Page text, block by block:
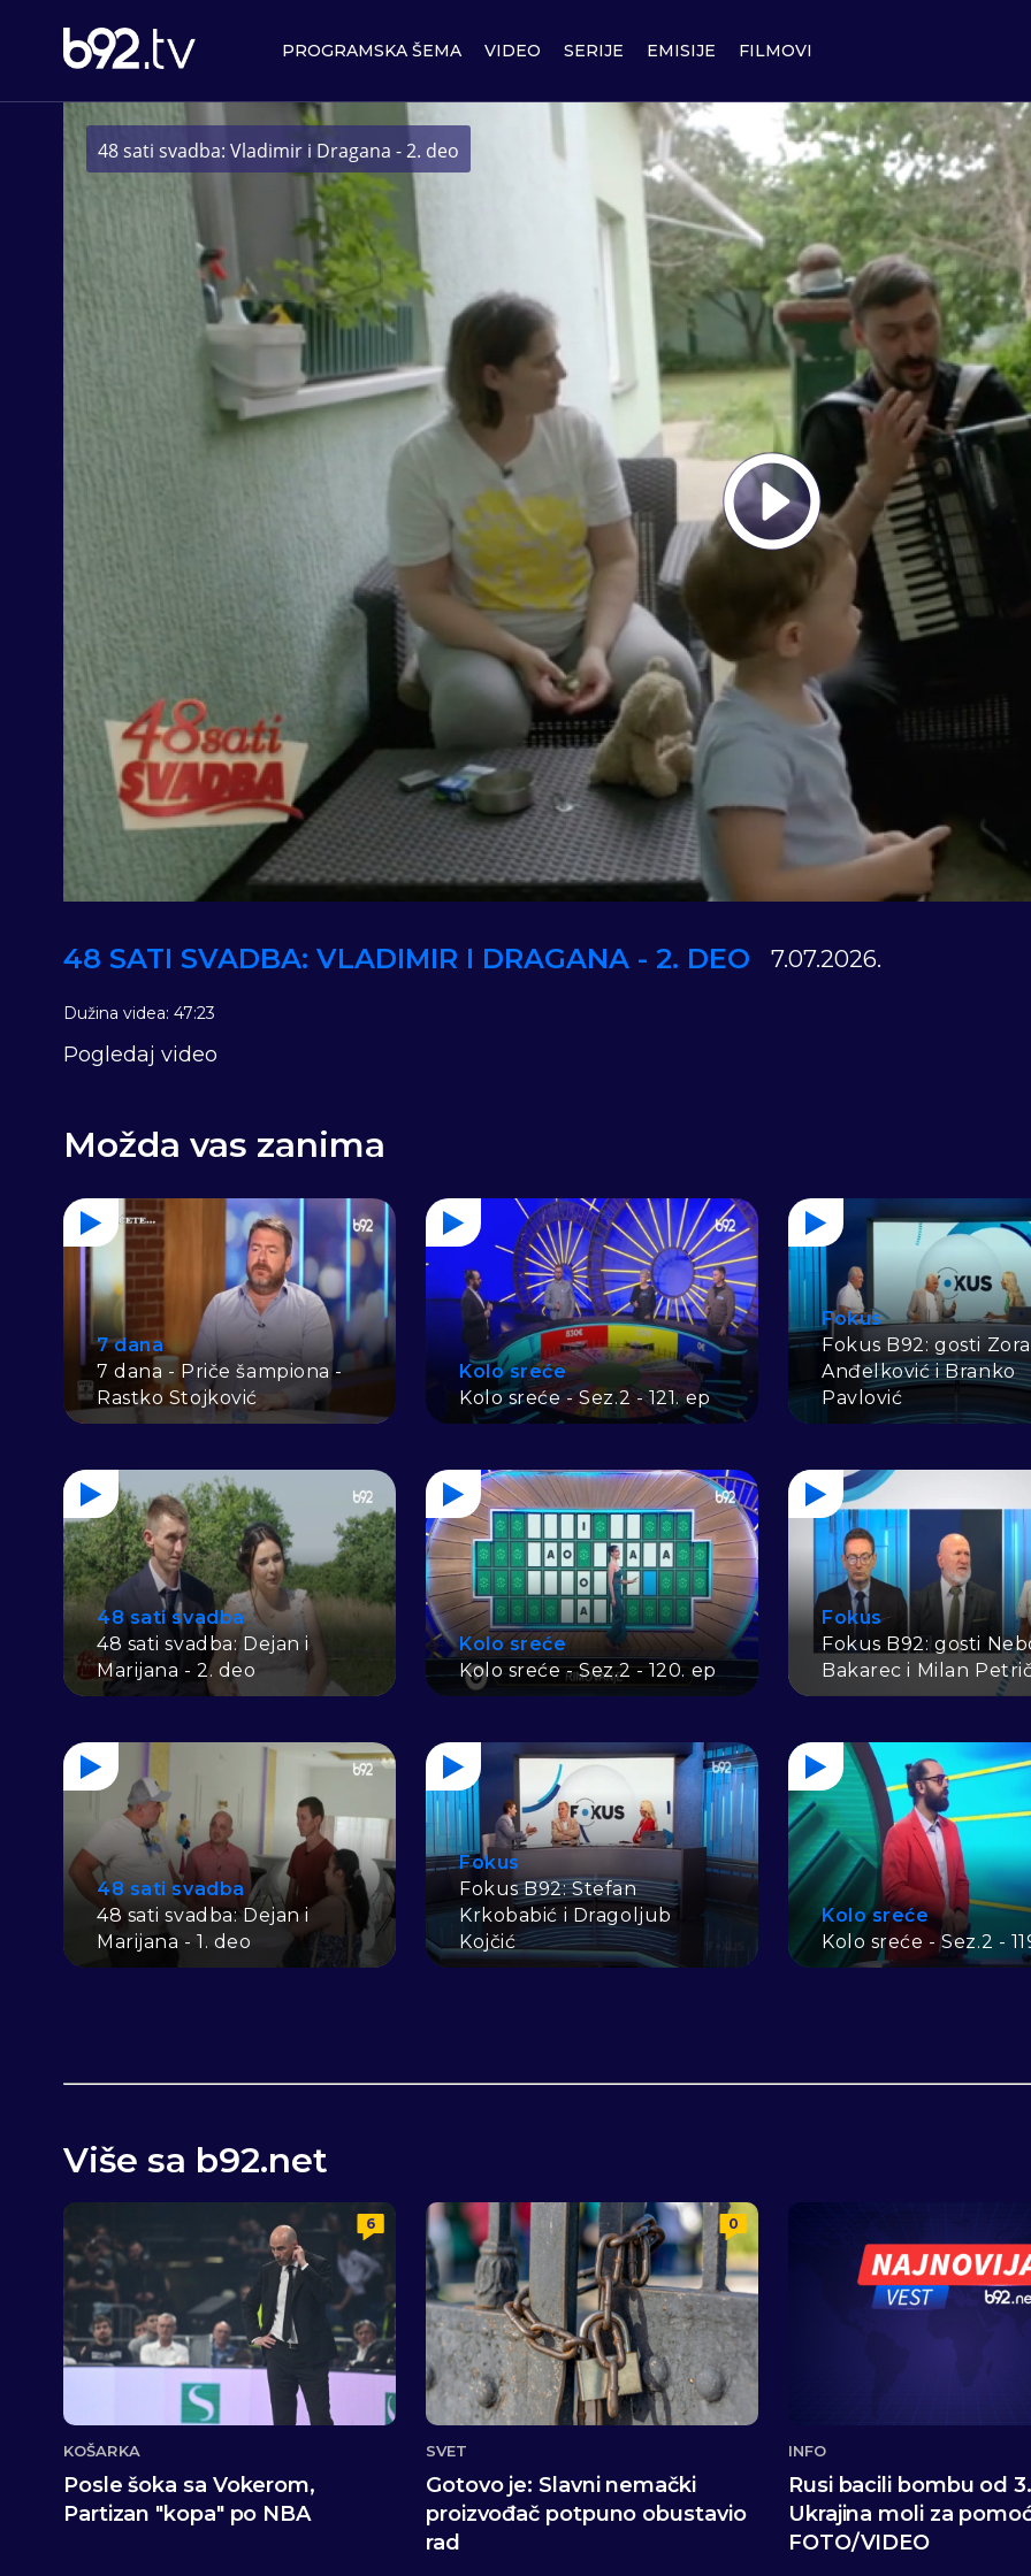
PROGRAMSKA ŠEMA VIDEO SERIJE EMISIJE FILMOVI
Play
48 sati svadba: Vladimir i Dragana - 2. deo
48 SATI SVADBA: VLADIMIR I DRAGANA - 2. DEO 7.07.2026.
Dužina videa: 47:23
Pogledaj video
Možda vas zanima
7 dana
7 dana - Priče šampiona -
Rastko Stojković
Kolo sreće
Kolo sreće - Sez.2 - 121. ep
Fokus
Fokus B92: gosti
Anđelković i Branko
Pavlović
48 sati svadba
48 sati svadba: Dejan i
Marijana - 2. deo
Kolo sreće
Kolo sreće - Sez.2 - 120. ep
Fokus
Fokus B92: gosti
Bakarec i Milan
48 sati svadba
48 sati svadba: Dejan i
Marijana - 1. deo
Fokus
Fokus B92: Stefan
Krkobabić i Dragoljub
Kojčić
Kolo sreće
Kolo sreće - Sez.2 -
Više sa b92.net
6
KOŠARKA
Posle šoka sa Vokerom,
Partizan "kopa" po NBA
0
SVET
Gotovo je: Slavni nemački
proizvođač potpuno obustavio
rad
INFO
Rusi bacili bombu od
Ukrajina moli za
FOTO/VIDEO